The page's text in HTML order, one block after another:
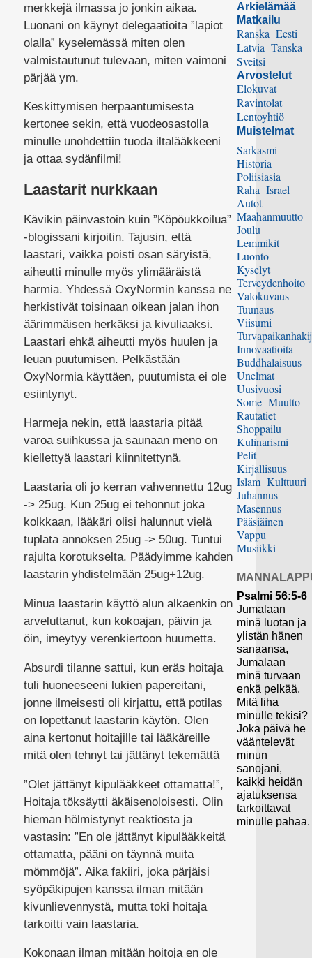
merkkejä ilmassa jo jonkin aikaa.
Luonani on käynyt delegaatioita ”lapiot
olalla” kyselemässä miten olen
valmistautunut tulevaan, miten vaimoni
pärjää ym.
Keskittymisen herpaantumisesta
kertonee sekin, että vuodeosastolla
minulle unohdettiin tuoda iltalääkkeeni
ja ottaa sydänfilmi!
Laastarit nurkkaan
Kävikin päinvastoin kuin ”Köpöukkoilua”
-blogissani kirjoitin. Tajusin, että
laastari, vaikka poisti osan säryistä,
aiheutti minulle myös ylimääräistä
harmia. Yhdessä OxyNormin kanssa ne
herkistivät toisinaan oikean jalan ihon
äärimmäisen herkäksi ja kivuliaaksi.
Laastari ehkä aiheutti myös huulen ja
leuan puutumisen. Pelkästään
OxyNormia käyttäen, puutumista ei ole
esiintynyt.
Harmeja nekin, että laastaria pitää
varoa suihkussa ja saunaan meno on
kiellettyä laastari kiinnitettynä.
Laastaria oli jo kerran vahvennettu 12ug
-> 25ug. Kun 25ug ei tehonnut joka
kolkkaan, lääkäri olisi halunnut vielä
tuplata annoksen 25ug -> 50ug. Tuntui
rajulta korotukselta. Päädyimme kahden
laastarin yhdistelmään 25ug+12ug.
Minua laastarin käyttö alun alkaenkin on
arveluttanut, kun kokoajan, päivin ja
öin, imeytyy verenkiertoon huumetta.
Absurdi tilanne sattui, kun eräs hoitaja
tuli huoneeseeni lukien papereitani,
jonne ilmeisesti oli kirjattu, että potilas
on lopettanut laastarin käytön. Olen
aina kertonut hoitajille tai lääkäreille
mitä olen tehnyt tai jättänyt tekemättä
”Olet jättänyt kipulääkkeet ottamatta!”,
Hoitaja töksäytti äkäisenoloisesti. Olin
hieman hölmistynyt reaktiosta ja
vastasin: ”En ole jättänyt kipulääkkeitä
ottamatta, pääni on täynnä muita
mömmöjä”. Aika fakiiri, joka pärjäisi
syöpäkipujen kanssa ilman mitään
kivunlievennystä, mutta toki hoitaja
tarkoitti vain laastaria.
Kokonaan ilman mitään hoitoja en ole
Arkielämää
Matkailu
Ranska Eesti
Latvia Tanska
Sveitsi
Arvostelut
Elokuvat
Ravintolat
Lentoyhtiö
Muistelmat
Sarkasmi
Historia
Poliisiasia
Raha Israel
Autot
Maahanmuutto
Joulu
Lemmikit
Luonto
Kyselyt
Terveydenhoito
Valokuvaus
Tuunaus
Viisumi
Innovaatioita
Buddhalaisuus
Unelmat
Uusivuosi
Some Muutto
Rautatiet
Shoppailu
Kulinarismi
Pelit
Kirjallisuus
Islam Kulttuuri
Juhannus
Masennus
Pääsiäinen
Vappu
Musiikki
Psalmi 56:5-6
Jumalaan
minä luotan ja
ylistän hänen
sanaansa,
Jumalaan
minä turvaan
enkä pelkää.
Mitä liha
minulle tekisi?
Joka päivä he
vääntelevät
minun
sanojani,
kaikki heidän
ajatuksensa
tarkoittavat
minulle pahaa.